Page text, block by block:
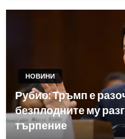
НОВИНИ
Рубио: Тръмп е
безплодните му
търпение